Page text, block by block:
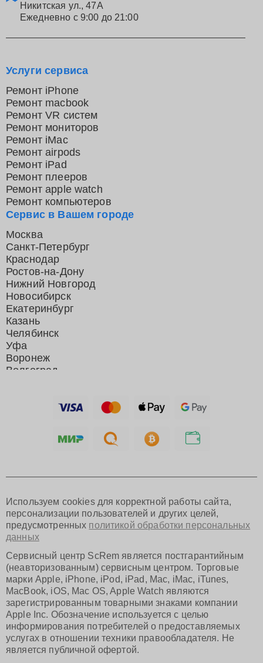
Никитская ул., 47А
Ежедневно с 9:00 до 21:00
Сервис в Вашем городе
Москва
Санкт-Петербург
Краснодар
Ростов-на-Дону
Нижний Новгород
Новосибирск
Екатеринбург
Казань
Челябинск
Уфа
Воронеж
Волгоград
Хабаровск
Омск
Красноярск
Пермь
Ульяновск
Киров
Архангельск
Астрахань
Белгород
Благовещенск
Брянск
Владивосток
Владикавказ
Владимир
Услуги сервиса
Ремонт iPhone
Ремонт macbook
Ремонт VR систем
Ремонт мониторов
Ремонт iMac
Ремонт airpods
Ремонт iPad
Ремонт плееров
Ремонт apple watch
Ремонт компьютеров
Используем cookies для корректной работы сайта,
персонализации пользователей и других целей,
предусмотренных политикой обработки персональных
данных
Сервисный центр ScRem является постгарантийным
(неавторизованным) сервисным центром. Торговые
марки Apple, iPhone, iPod, iPad, Mac, iMac, iTunes,
MacBook, iOS, Mac OS, Apple Watch являются
зарегистрированным товарными знаками компании
Apple Inc. Обозначение используется с целью
информирования потребителей о предоставляемых
услугах в отношении техники правообладателя. Не
является публичной офертой.